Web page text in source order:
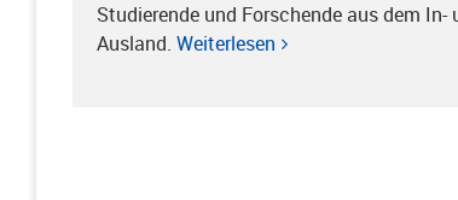
Studierende und Forschende aus dem In-
Ausland. Weiterlesen